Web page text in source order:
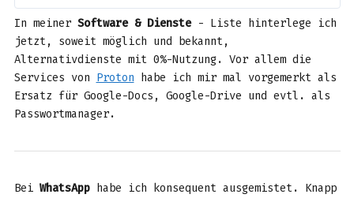
In meiner Software & Dienste- Liste hinterlege ich
jetzt, soweit möglich und bekannt,
Alternativdienste mit 0%-Nutzung. Vor allem die
Services von Proton habe ich mir mal vorgemerkt als
Ersatz für Google-Docs, Google-Drive und evtl. als
Passwortmanager.
Bei WhatsApphabe ich konsequent ausgemistet. Knapp